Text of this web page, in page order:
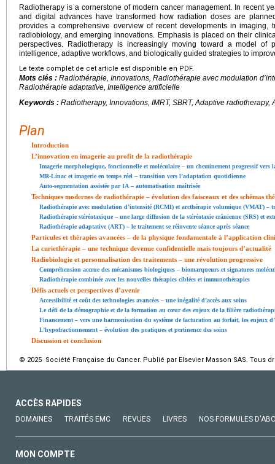
Radiotherapy is a cornerstone of modern cancer management. In recent
and digital advances have transformed how radiation doses are
provides a comprehensive overview of recent developments in imaging,
radiobiology, and emerging innovations. Emphasis is placed on their
perspectives. Radiotherapy is increasingly moving toward a model of
intelligence, adaptive workflows, and biologically guided strategies to
Le texte complet de cet article est disponible en PDF.
Mots clés : Radiothérapie, Innovations, Radiothérapie avec modulation
Radiothérapie adaptative, Intelligence artificielle
Keywords : Radiotherapy, Innovations, IMRT, SBRT, Adaptive radiotherapy,
Plan
Introduction
L’innovation en imagerie au profit de la radiothérapie
Imagerie morphologique, fonctionnelle et moléculaire – un cheminement progressif vers
MR-Linac et imagerie en temps réel – transition vers l’adaptation quotidienne
Auto-segmentation assistée par IA – automatisation maîtrisée
Techniques modernes de radiothérapie – évolution des faisceaux et des schémas
Radiothérapie avec modulation d’intensité (RCMI) et arcthérapie volumique (VMAT) –
Radiothérapie stéréotaxique – une large diffusion de la stéréotaxie crânienne (SRS) et
Radiothérapie adaptative (ART) – le traitement se réinvente séance après séance
Particules et thérapies avancées – de la physique fondamentale à l’application
La curiethérapie – une technique devenue confidentielle mais toujours d’actualité
Radiobiologie et personnalisation des traitements – une révolution progressive
Compréhension accrue des mécanismes biologiques – biomarqueurs et signatures
Radiothérapie combinée avec les nouvelles thérapies ciblées et immunothérapies
Défis actuels et perspectives d’avenir
Accessibilité et coût des technologies avancées – une inégalité d’accès aux soins
Le défi de la démographie et de la formation au cœur des enjeux de la filière
Financement – vers une harmonisation du système de facturation au forfait, les enjeux
L’hypofractionnement – évolution des pratiques et pertinence des soins
Discussion et conclusion
© 2025 Société Française du Cancer. Publié par Elsevier Masson SAS. Tous
ACCÈS RAPIDES
DOMAINES TRAITÉS EMC REVUES LIVRES NOS FORMULES
MON COMPTE